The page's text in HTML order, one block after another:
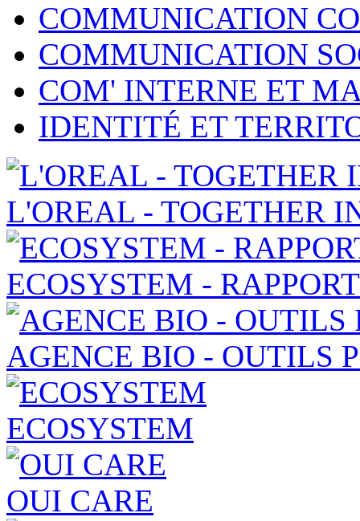
COMMUNICATION
COMMUNICATION
COM' INTERNE ET
IDENTITÉ ET
L'OREAL - TOGETHER
ECOSYSTEM -
AGENCE BIO - OUTILS
ECOSYSTEM
OUI CARE